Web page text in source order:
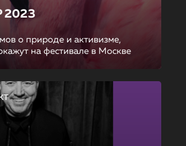
2023
о природе и активизме,
на фестивале в Москве